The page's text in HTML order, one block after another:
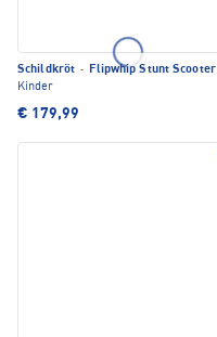
Schildkröt · Flipwhip Stunt Scooter
Kinder
€ 179,99